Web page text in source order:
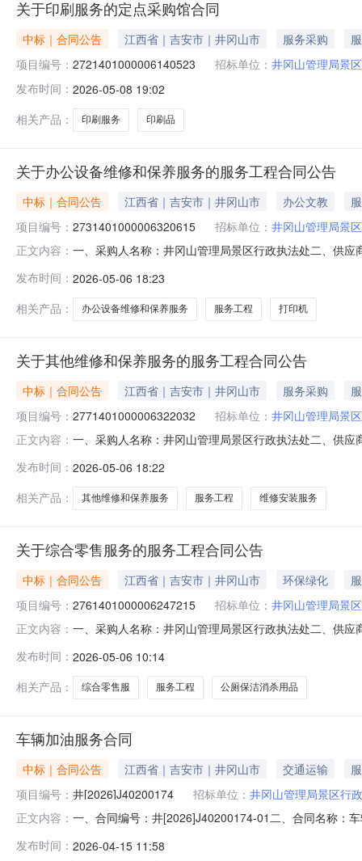
关于印刷服务的定点采购馆合同
中标｜合同公告 江西省｜吉安市｜井冈山市 服务采购
项目编号： 2721401000006140523 招标单位： 井冈山管理局景
发布时间： 2026-05-08 19:02
相关产品：
印刷服务 印刷品
关于办公设备维修和保养服务的服务工程合同公告
中标｜合同公告 江西省｜吉安市｜井冈山市 办公文教
项目编号： 2731401000006320615 招标单位： 井冈山管理局景
正文内容： 一、采购人名称：井冈山管理局景区行政执法处二、供
务要求或标的基本概况：七、其它事项：无八、联系方
发布时间： 2026-05-06 18:23
相关产品：
办公设备维修和保养服务 服务工程 打印机
关于其他维修和保养服务的服务工程合同公告
中标｜合同公告 江西省｜吉安市｜井冈山市 服务采购
项目编号： 2771401000006322032 招标单位： 井冈山管理局景
正文内容： 一、采购人名称：井冈山管理局景区行政执法处二、供
的基本概况：七、其它事项：无八、联系方式1、采购人
发布时间： 2026-05-06 18:22
相关产品：
其他维修和保养服务 服务工程 维修安装服务
关于综合零售服务的服务工程合同公告
中标｜合同公告 江西省｜吉安市｜井冈山市 环保绿化
项目编号： 2761401000006247215 招标单位： 井冈山管理局景
正文内容： 一、采购人名称：井冈山管理局景区行政执法处二、供
1.0082608260服务要求或标的基本概况：七、其它事项
发布时间： 2026-05-06 10:14
相关产品：
综合零售服 服务工程 公厕保洁消杀用品
车辆加油服务合同
中标｜合同公告 江西省｜吉安市｜井冈山市 交通运输
项目编号： 井[2026]J40200174 招标单位： 井冈山管理局景区行
正文内容： 一、合同编号：井[2026]J40200174-01二、合同名称：
井冈山大道215号联系方式：18179690981六、合同主
发布时间： 2026-04-15 11:58